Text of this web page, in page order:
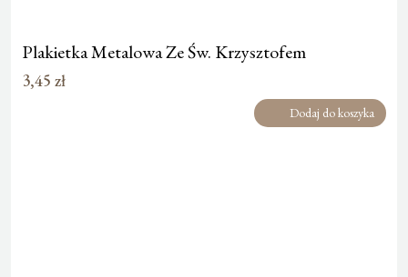
Plakietka Metalowa Ze Św. Krzysztofem
3,45 zł
Dodaj do koszyka